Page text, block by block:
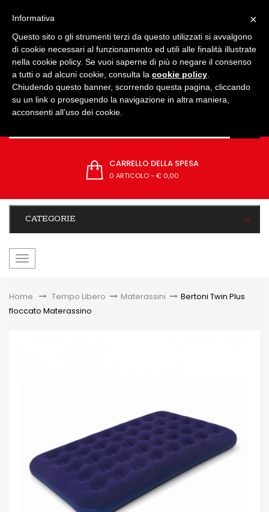
CARRELLO DELLA SPESA
0 ARTICOLO- € 0,00
CATEGORIE
navigazione
Home &gt;Tempo Libero > Materassini > Bertoni Twin Plus
floccato Materassino
×
Informativa
Questo sito o gli strumenti terzi da questo utilizzati si avvalgono
di cookie necessari al funzionamento ed utili alle finalità illustrate
nella cookie policy. Se vuoi saperne di più o negare il consenso
a tutti o ad alcuni cookie, consulta la cookie policy
Chiudendo questo banner, scorrendo questa pagina, cliccando
su un link o proseguendo la navigazione in altra maniera,
acconsenti all’uso dei cookie.